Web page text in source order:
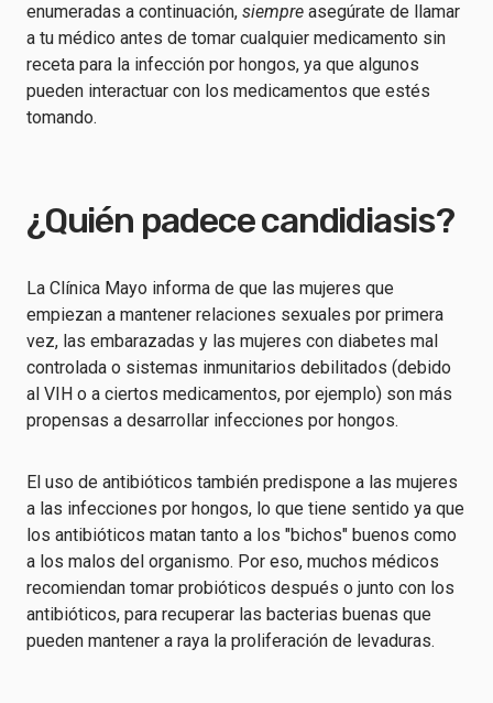
enumeradas a continuación, siempre asegúrate de llamar
a tu médico antes de tomar cualquier medicamento sin
receta para la infección por hongos, ya que algunos
pueden interactuar con los medicamentos que estés
tomando.
¿Quién padece candidiasis?
La Clínica Mayo informa de que las mujeres que
empiezan a mantener relaciones sexuales por primera
vez, las embarazadas y las mujeres con diabetes mal
controlada o sistemas inmunitarios debilitados (debido
al VIH o a ciertos medicamentos, por ejemplo) son más
propensas a desarrollar infecciones por hongos.
El uso de antibióticos también predispone a las mujeres
a las infecciones por hongos, lo que tiene sentido ya que
los antibióticos matan tanto a los "bichos" buenos como
a los malos del organismo. Por eso, muchos médicos
recomiendan tomar probióticos después o junto con los
antibióticos, para recuperar las bacterias buenas que
pueden mantener a raya la proliferación de levaduras.